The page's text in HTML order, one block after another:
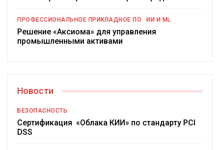
ПРОФЕССИОНАЛЬНОЕ ПРИКЛАДНОЕ ПО ИИ И ML
Решение «Аксиома» для управления
промышленными активами
Новости
БЕЗОПАСНОСТЬ
Сертификация «Облака КИИ» по стандарту PCI
DSS